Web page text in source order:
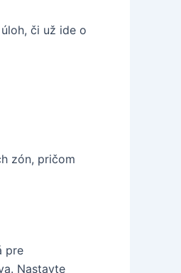
či už ide o
zón, pričom
pre
Nastavte